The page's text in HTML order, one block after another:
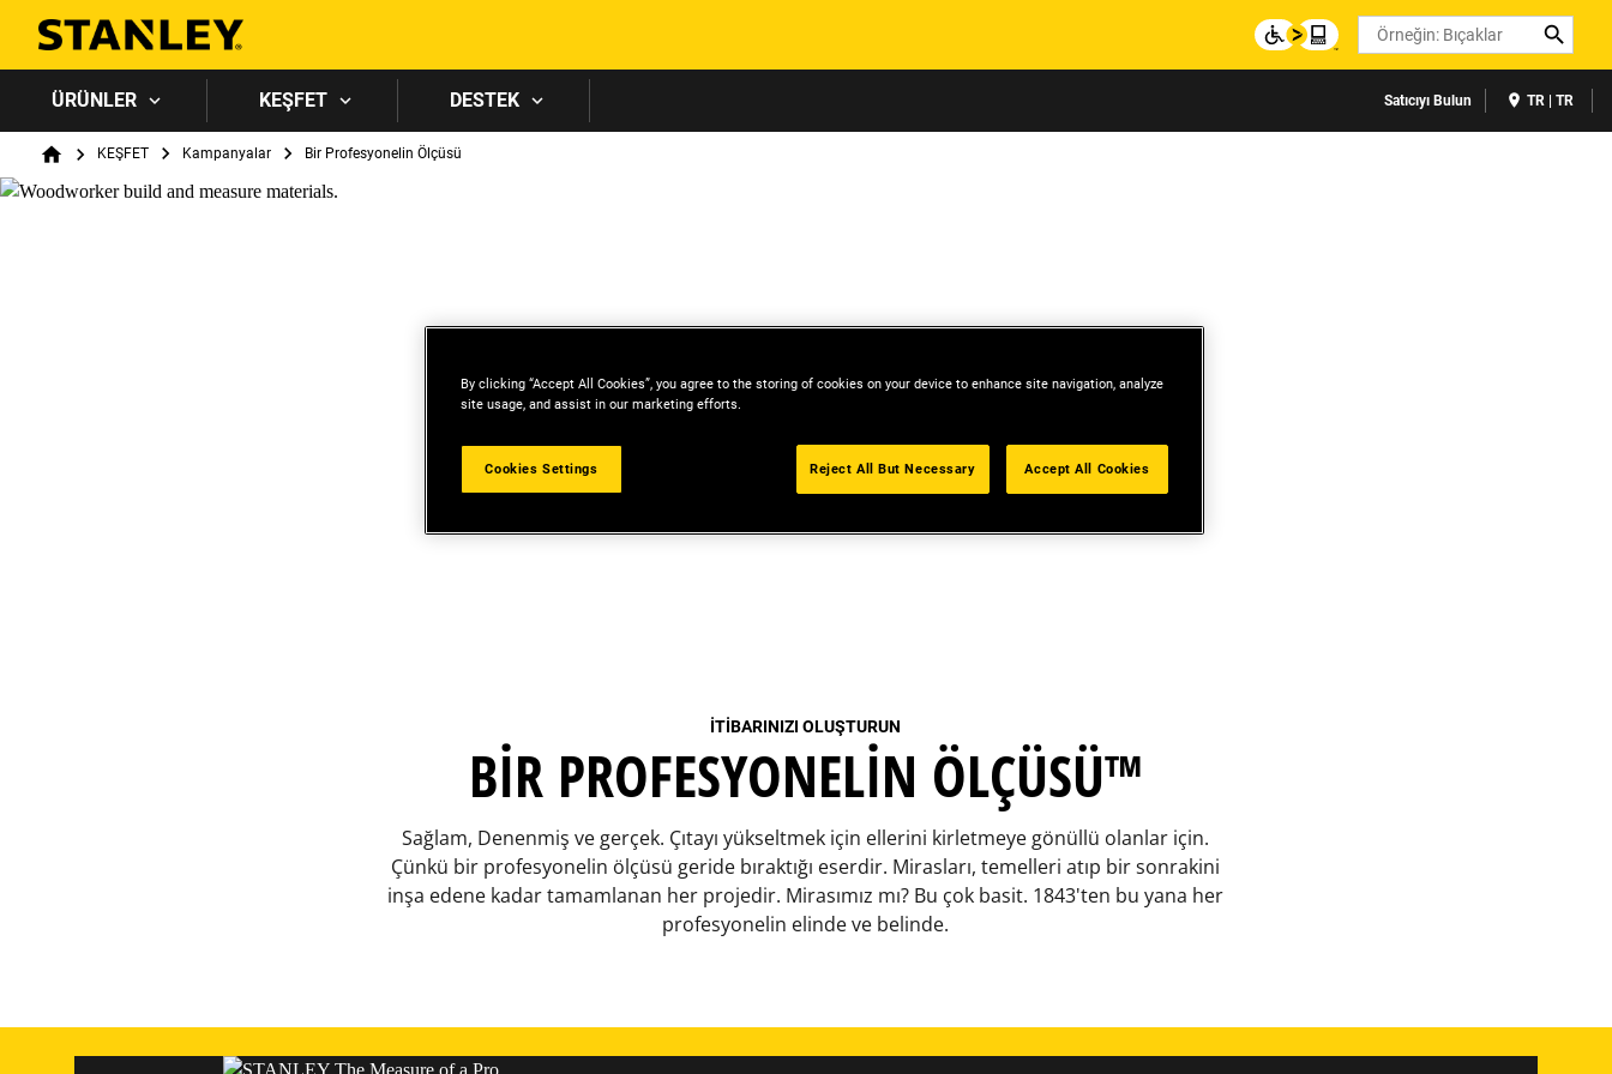
Search
ÜRÜNLER KEŞFET DESTEK Satıcıyı Bulun TR | TR
Breadcrumb
HomeKEŞFET Kampanyalar Bir Profesyonelin Ölçüsü
İTİBARINIZI OLUŞTURUN
BIR PROFESYONELIN ÖLÇÜSÜ™
Sağlam, Denenmiş ve gerçek. Çıtayı yükseltmek için ellerini kirletmeye gönüllü olanlar için.
Çünkü bir profesyonelin ölçüsü geride bıraktığı eserdir. Mirasları, temelleri atıp bir sonrakini
inşa edene kadar tamamlanan her projedir. Mirasımız mı? Bu çok basit. 1843'ten bu yana her
profesyonelin elinde ve belinde.
By clicking “Accept All Cookies”, you agree to the storing of cookies on your device to enhance site navigation, analyze
site usage, and assist in our marketing efforts.
Cookies Settings Reject All But Necessary Accept All Cookies